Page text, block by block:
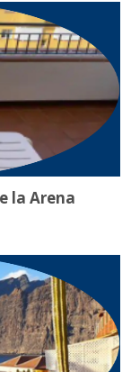
la Arena